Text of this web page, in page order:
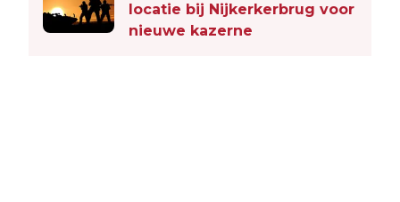
locatie bij Nijkerkerbrug voor
nieuwe kazerne